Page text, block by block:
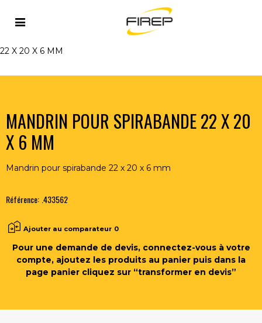
Accueil OUTILLAGE DU SOUDEUR >
MANDRIN POUR SPIRABANDE
22 X 20 X 6 MM
MANDRIN POUR SPIRABANDE 22 X 20
X 6 MM
Mandrin pour spirabande 22 x 20 x 6 mm
Référence: .433562
Ajouter au comparateur 0
Pour une demande de devis, connectez-vous à votre
compte, ajoutez les produits au panier puis dans la
page panier cliquez sur “transformer en devis”